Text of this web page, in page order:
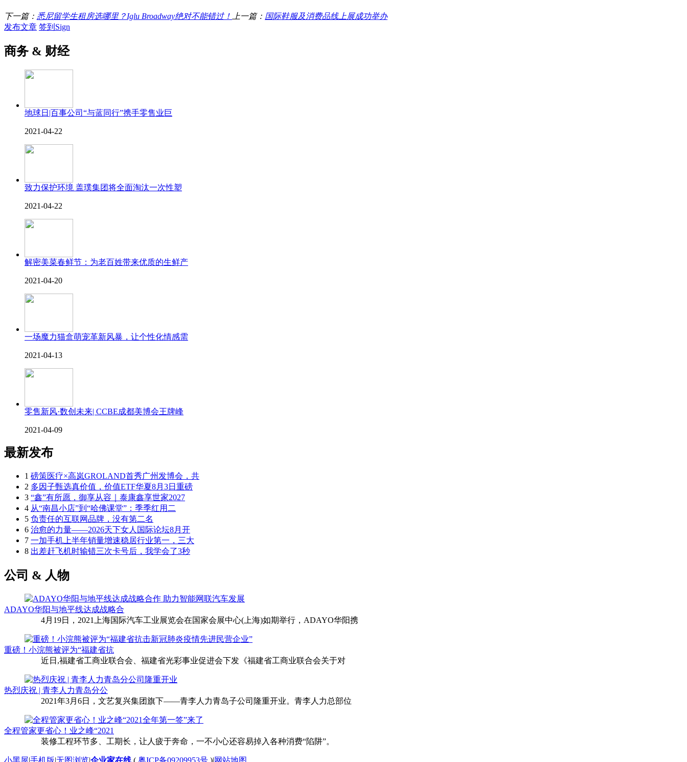
下一篇： 悉尼留学生租房选哪里？Iglu Broadway绝对不能错过！ 上一篇： 国际鞋服及消费品线上展成功举办
发布文章 签到Sign
商务 & 财经
地球日|百事公司“与蓝同行”携手零售业巨
2021-04-22
致力保护环境 盖璞集团将全面淘汰一次性塑
2021-04-22
解密美菜春鲜节：为老百姓带来优质的生鲜产
2021-04-20
一场魔力猫盒萌宠革新风暴，让个性化情感需
2021-04-13
零售新风·数创未来| CCBE成都美博会王牌峰
2021-04-09
最新发布
1 磅策医疗×高岚GROLAND首秀广州发博会，共
2 多因子甄选真价值，价值ETF华夏8月3日重磅
3 “鑫”有所愿，御享从容｜泰康鑫享世家2027
4 从“南昌小店”到“哈佛课堂”：季季红用二
5 负责任的互联网品牌，没有第二名
6 治愈的力量——2026天下女人国际论坛8月开
7 一加手机上半年销量增速稳居行业第一，三大
8 出差赶飞机时输错三次卡号后，我学会了3秒
公司 & 人物
ADAYO华阳与地平线达成战略合
4月19日，2021上海国际汽车工业展览会在国家会展中心(上海)如期举行，ADAYO华阳携
重磅！小浣熊被评为“福建省抗
近日,福建省工商业联合会、福建省光彩事业促进会下发《福建省工商业联合会关于对
热烈庆祝 | 青李人力青岛分公
2021年3月6日，文艺复兴集团旗下——青李人力青岛子公司隆重开业。青李人力总部位
全程管家更省心！业之峰“2021
装修工程环节多、工期长，让人疲于奔命，一不小心还容易掉入各种消费“陷阱”。